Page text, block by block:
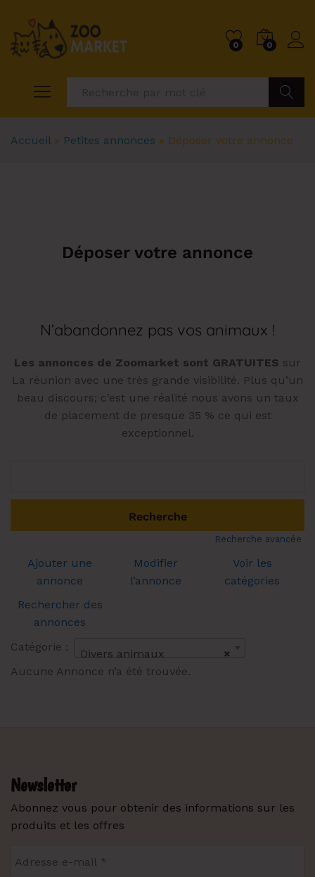
0 0
Accueil» Petites annonces » Déposer votre annonce
Déposer votre annonce
N’abandonnez pas vos animaux !
Les annonces de Zoomarket sont GRATUITES sur
La réunion avec une très grande visibilité. Plus qu’un
beau discours; c’est une réalité nous avons un taux
de placement de presque 35 % ce qui est
exceptionnel.
Recherche avancée
Ajouter une
annonce
Modifier
l’annonce
Voir les
catégories
Rechercher des
annonces
Catégorie :
×
Divers animaux
Aucune Annonce n’a été trouvée.
Newsletter
Abonnez vous pour obtenir des informations sur les
produits et les offres